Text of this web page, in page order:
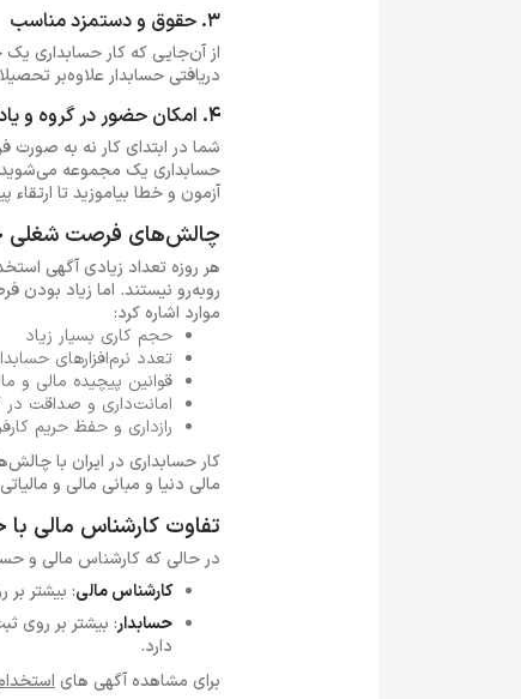
3. حقوق و دستمزد مناسب
از آن‌جایی که کار حسابداری
دریافتی حسابدار علاوه‌بر
4. امکان حضور در گروه و یادگیری مستمر
شما در ابتدای کار نه به
حسابداری یک مجموعه می‌شوید.
آزمون و خطا بیاموزید تا ارتقاء
چالش‌‌های فرصت شغلی
هر روزه تعداد زیادی آگهی
روبه‌رو نیستند. اما زیاد
موارد اشاره کرد:
حجم کاری بسیار زیاد
تعدد نرم‌افزارهای
قوانین پیچیده مالی و
امانت‌داری و صداقت در
رازداری و حفظ حریم
کار حسابداری در ایران با
مالی دنیا و مبانی مالی و
تفاوت کارشناس مالی با
در حالی که کارشناس مالی و
کارشناس مالی: بیشتر
حسابدار: بیشتر بر روی
دارد.
برای مشاهده آگهی های